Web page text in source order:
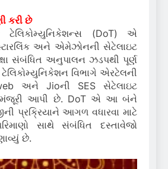
કરી છે
ટેલિકોમ્યુનિકેશન્સ (DoT) એ
અને એમેઝોનની સેટેલાઇટ
સંબંધિત અનુપાલન ઝડપથી પૂર્ણ
વિભાગે એરટેલની
અને Jioની SES સેટેલાઇટ
મંજૂરી આપી છે. DoT એ આ બંને
પ્રક્રિયાને આગળ વધારવા માટે
સાથે સંબંધિત દસ્તાવેજો
છે.